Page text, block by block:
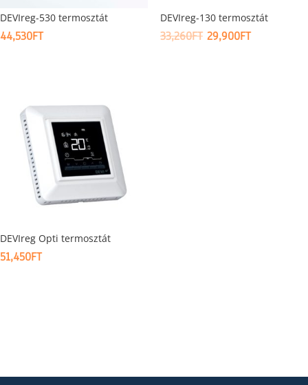
DEVIreg-530 termosztát
44,530FT
DEVIreg-130 termosztát
33,260FT ORIGINAL
29,900FTCURRENT
DEVIreg Opti termosztát
51,450FT